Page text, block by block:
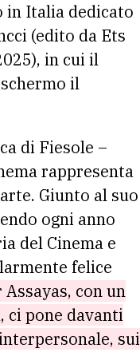
in Italia dedicato
(edito da Ets
in cui il
il
di Fiesole –
rappresenta
Giunto al suo
ogni anno
del Cinema e
felice
con un
ci pone davanti
sui